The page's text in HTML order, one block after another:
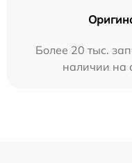
Более 20 тыс.
наличии на